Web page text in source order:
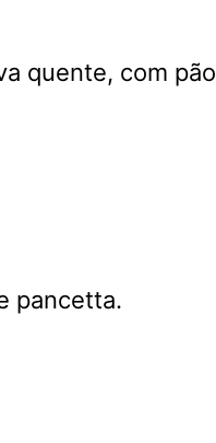
quente, com pão
pancetta.